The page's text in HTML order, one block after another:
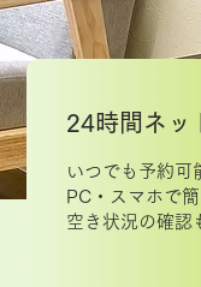
24時間ネッ
いつでも予約可
PC・スマホで簡
空き状況の確認